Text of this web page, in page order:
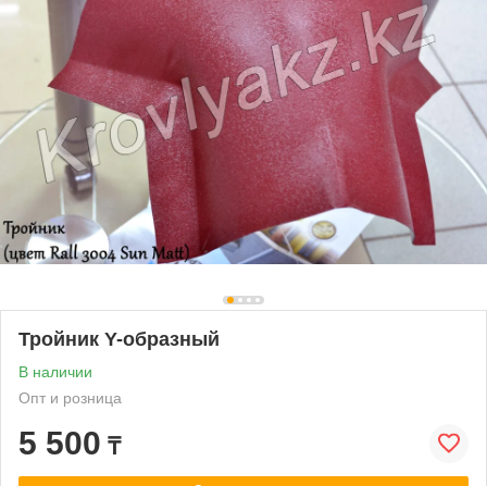
Тройник Y-образный
В наличии
Опт и розница
5 500 ₸